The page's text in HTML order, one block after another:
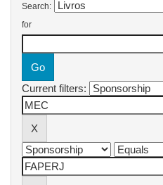
Search:
for
Current filters: